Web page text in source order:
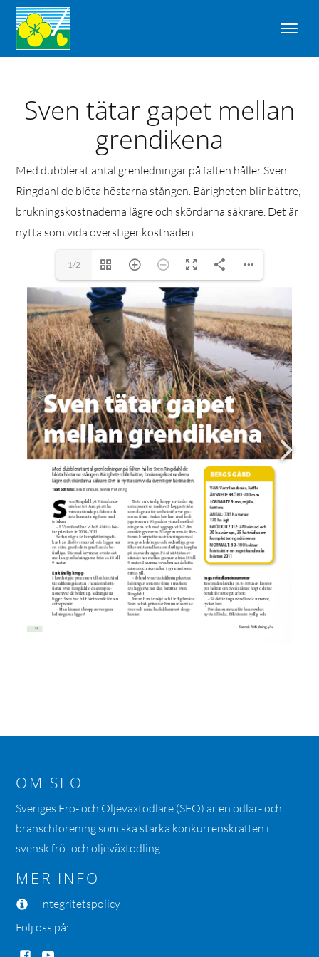
Sven tätar gapet mellan
grendikena
Med dubblerat antal grenledningar på fälten håller Sven
Ringdahl de blöta höstarna stången. Bärigheten blir bättre,
brukningskostnaderna lägre och skördarna säkrare. Det är
nytta som vida överstiger kostnaden.
1/2
OM SFO
Sveriges Frö- och Oljeväxtodlare (SFO) är en odlar- och
branschförening som ska stärka konkurrenskraften i
svensk frö- och oljeväxtodling.
MER INFO
Integritetspolicy
Följ oss på: